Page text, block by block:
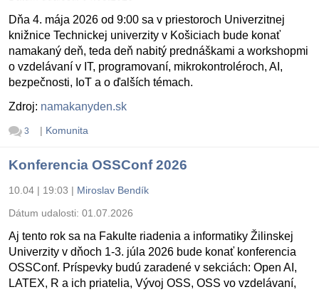
Dňa 4. mája 2026 od 9:00 sa v priestoroch Univerzitnej
knižnice Technickej univerzity v Košiciach bude konať
namakaný deň, teda deň nabitý prednáškami a workshopmi
o vzdelávaní v IT, programovaní, mikrokontroléroch, AI,
bezpečnosti, IoT a o ďalších témach.
Zdroj: namakanyden.sk
3 | Komunita
Konferencia OSSConf 2026
10.04 | 19:03 | Miroslav Bendík
Dátum udalosti: 01.07.2026
Aj tento rok sa na Fakulte riadenia a informatiky Žilinskej
Univerzity v dňoch 1-3. júla 2026 bude konať konferencia
OSSConf. Príspevky budú zaradené v sekciách: Open AI,
LATEX, R a ich priatelia, Vývoj OSS, OSS vo vzdelávaní,